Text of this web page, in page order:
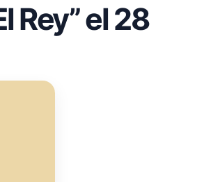
Rey” el 28